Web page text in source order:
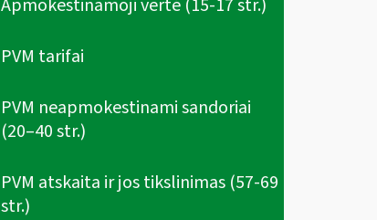
PVM tarifai
PVM neapmokestinami sandoriai
(20–40 str.)
PVM atskaita ir jos tikslinimas (57-69
str.)